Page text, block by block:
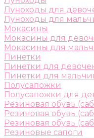
Луноходы для
Луноходы для
Мокасины
Мокасины для
Мокасины для
Пинетки
Пинетки для
Пинетки для
Полусапожки
Полусапожки для
Резиновая обувь
Резиновая обувь
Резиновая обувь
Резиновые сапоги